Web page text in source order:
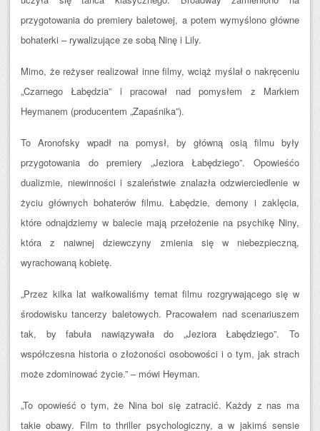
przygotowania do premiery baletowej, a potem wymyślono główne
bohaterki – rywalizujące ze sobą Ninę i Lily.
Mimo, że reżyser realizował inne filmy, wciąż myślał o nakręceniu
„Czarnego Łabędzia” i pracował nad pomysłem z Markiem
Heymanem (producentem „Zapaśnika”).
To Aronofsky wpadł na pomysł, by główną osią filmu były
przygotowania do premiery „Jeziora Łabędziego”. Opowieśćo
dualizmie, niewinności i szaleństwie znalazła odzwierciedlenie w
życiu głównych bohaterów filmu. Łabędzie, demony i zaklęcia,
które odnajdziemy w balecie mają przełożenie na psychikę Niny,
która z naiwnej dziewczyny zmienia się w niebezpieczną,
wyrachowaną kobietę.
„Przez kilka lat wałkowaliśmy temat filmu rozgrywającego się w
środowisku tancerzy baletowych. Pracowałem nad scenariuszem
tak, by fabuła nawiązywała do „Jeziora Łabędziego”. To
współczesna historia o złożoności osobowości i o tym, jak strach
może zdominować życie.” – mówi Heyman.
„To opowieść o tym, że Nina boi się zatracić. Każdy z nas ma
takie obawy. Film to thriller psychologiczny, a w jakimś sensie